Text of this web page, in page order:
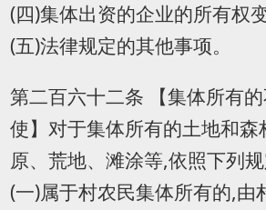
(四)集体出资的企业的所有权
(五)法律规定的其他事项。
第二百六十二条 【集体所有
使】对于集体所有的土地和森
原、荒地、滩涂等,依照下列
(一)属于村农民集体所有的,由